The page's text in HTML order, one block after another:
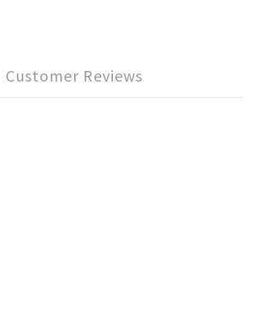
Customer Reviews